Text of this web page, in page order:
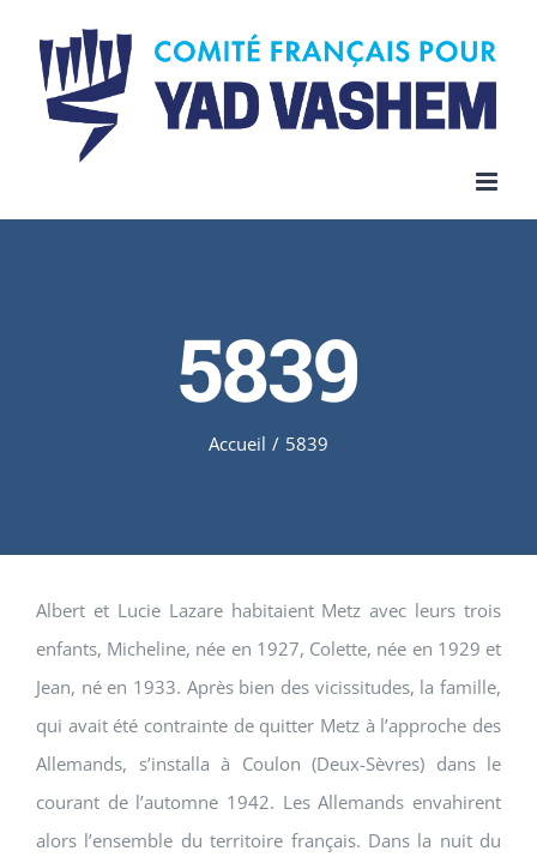
content
5839
Accueil / 5839
Albert et Lucie Lazare habitaient Metz avec leurs trois
enfants, Micheline, née en 1927, Colette, née en 1929 et
Jean, né en 1933. Après bien des vicissitudes, la famille,
qui avait été contrainte de quitter Metz à l’approche des
Allemands, s’installa à Coulon (Deux-Sèvres) dans le
courant de l’automne 1942. Les Allemands envahirent
alors l’ensemble du territoire français. Dans la nuit du